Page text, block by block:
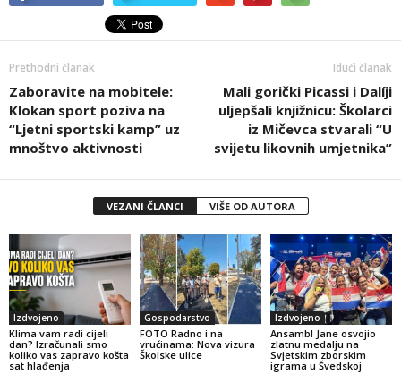
Prethodni članak
Zaboravite na mobitele:
Klokan sport poziva na
“Ljetni sportski kamp” uz
mnoštvo aktivnosti
Idući članak
Mali gorički Picassi i Dalíji
uljepšali knjižnicu: Školarci
iz Mičevca stvarali “U
svijetu likovnih umjetnika”
VEZANI ČLANCI VIŠE OD AUTORA
Izdvojeno
Klima vam radi cijeli
dan? Izračunali smo
koliko vas zapravo košta
sat hlađenja
Gospodarstvo
FOTO Radno i na
vrućinama: Nova vizura
Školske ulice
Izdvojeno
Ansambl Jane osvojio
zlatnu medalju na
Svjetskim zborskim
igrama u Švedskoj